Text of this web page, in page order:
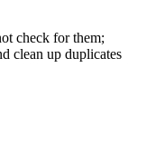
check for them;
clean up duplicates